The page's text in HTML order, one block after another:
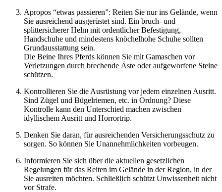
Apropos “etwas passieren”: Reiten Sie nur ins Gelände, wenn
Sie ausreichend ausgerüstet sind. Ein bruch- und
splittersicherer Helm mit ordentlicher Befestigung,
Handschuhe und mindestens knöchelhohe Schuhe sollten
Grundausstattung sein.
Die Beine Ihres Pferds können Sie mit Gamaschen vor
Verletzungen durch brechende Äste oder aufgeworfene Steine
schützen.
Kontrollieren Sie die Ausrüstung vor jedem einzelnen Ausritt.
Sind Zügel und Bügelriemen, etc. in Ordnung? Diese
Kontrolle kann den Unterschied machen zwischen
idyllischem Ausritt und Horrortrip.
Denken Sie daran, für ausreichenden Versicherungsschutz zu
sorgen. So können Sie Unannehmlichkeiten vorbeugen.
Informieren Sie sich über die aktuellen gesetzlichen
Regelungen für das Reiten im Gelände in der Region, in der
Sie ausreiten möchten. Schließlich schützt Unwissenheit nicht
vor Strafe.